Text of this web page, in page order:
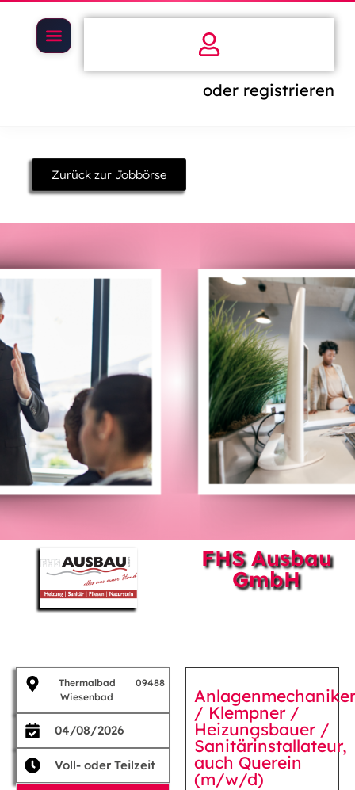
oder registrieren
Zurück zur Jobbörse
FHS Ausbau
GmbH
Thermalbad
Wiesenbad
09488
04/08/2026
Voll- oder Teilzeit
Anlagenmechaniker
/ Klempner /
Heizungsbauer /
Sanitärinstallateur,
auch Querein
(m/w/d)